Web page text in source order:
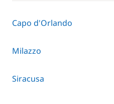
Capo d'Orlando
Milazzo
Siracusa